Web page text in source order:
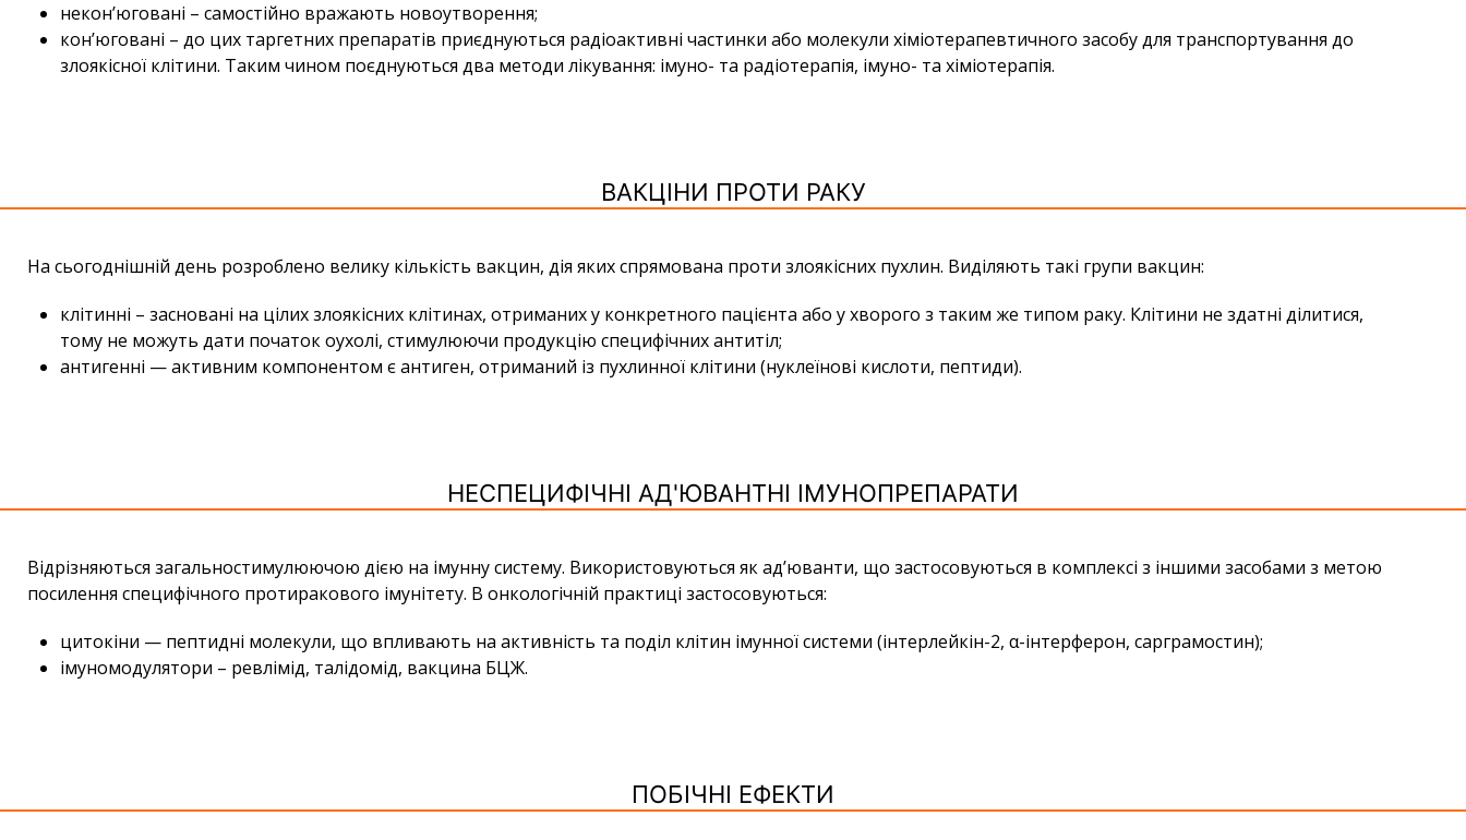
некон’юговані – самостійно вражають новоутворення;
кон’юговані – до цих таргетних препаратів приєднуються радіоактивні частинки або молекули хіміотерапевтичного засобу для транспортування до
злоякісної клітини. Таким чином поєднуються два методи лікування: імуно- та радіотерапія, імуно- та хіміотерапія.
ВАКЦІНИ ПРОТИ РАКУ
На сьогоднішній день розроблено велику кількість вакцин, дія яких спрямована проти злоякісних пухлин. Виділяють такі групи вакцин:
клітинні – засновані на цілих злоякісних клітинах, отриманих у конкретного пацієнта або у хворого з таким же типом раку. Клітини не здатні ділитися,
тому не можуть дати початок оухолі, стимулюючи продукцію специфічних антитіл;
антигенні — активним компонентом є антиген, отриманий із пухлинної клітини (нуклеїнові кислоти, пептиди).
НЕСПЕЦИФІЧНІ АД'ЮВАНТНІ ІМУНОПРЕПАРАТИ
Відрізняються загальностимулюючою дією на імунну систему. Використовуються як ад’юванти, що застосовуються в комплексі з іншими засобами з метою
посилення специфічного протиракового імунітету. В онкологічній практиці застосовуються:
цитокіни — пептидні молекули, що впливають на активність та поділ клітин імунної системи (інтерлейкін-2, α-інтерферон, сарграмостин);
імуномодулятори – ревлімід, талідомід, вакцина БЦЖ.
ПОБІЧНІ ЕФЕКТИ